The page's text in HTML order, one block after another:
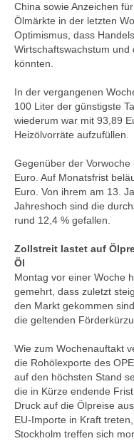
China sowie Anzeichen
Ölmärkte in der letzten
Optimismus, dass
Wirtschaftswachstum
könnten.
In der vergangenen
100 Liter der günstigste
wiederum war mit 93,89
Heizölvorräte aufzufüllen.
Gegenüber der
Euro. Auf Monatsfrist
Euro. Von ihrem am 13.
Jahreshoch sind die
rund 12,4 % gefallen.
Zollstreit lastet auf
Öl
Montag vor einer Woche
gemehrt, dass zuletzt
den Markt gekommen
die geltenden
Wie zum Wochenauftakt
die Rohölexporte des
auf den höchsten Stand
die in Kürze endende
Druck auf die Ölpreise
EU-Importe in Kraft
Stockholm treffen sich